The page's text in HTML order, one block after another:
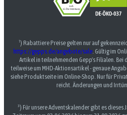
¹) Rabattiere Preise gelten nur auf
https://gepps.de/angebote/sale . Gültig im
Artikel in teilnehmenden Gepp's Filialen. Bei
teilweise um MHD-Aktionsartikel - genaue
siehe Produktseite im Online-Shop. Nur für
reicht. Änderungen und
³) Für unsere Adventskalender gibt es dieses